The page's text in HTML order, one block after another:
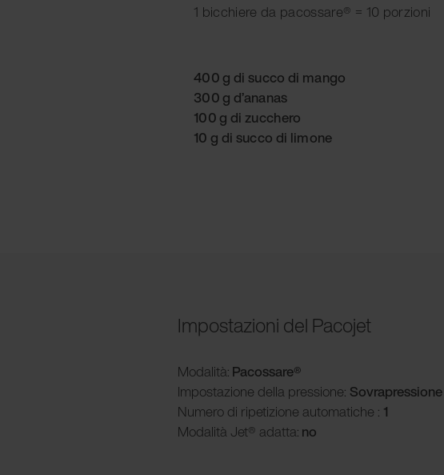
1 bicchiere da pacossare® = 10 porzioni
400 g di succo di mango
300 g d’ananas
100 g di zucchero
10 g di succo di limone
Impostazioni del Pacojet
Modalità: Pacossare®
Impostazione della pressione: Sovrapressione
Numero di ripetizione automatiche : 1
Modalità Jet® adatta: no